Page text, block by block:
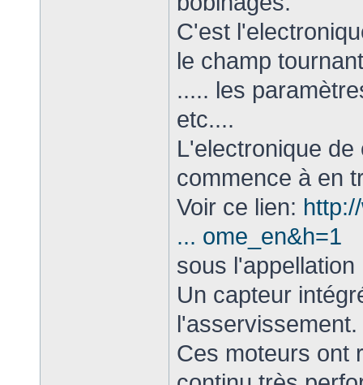
C'est
le champ
..... les
etc....
L'electronique
commence à en
Voir ce lien:
... ome_en&h=1
sous l'appellation
Un capteur
l'asservissement.
Ces moteurs ont